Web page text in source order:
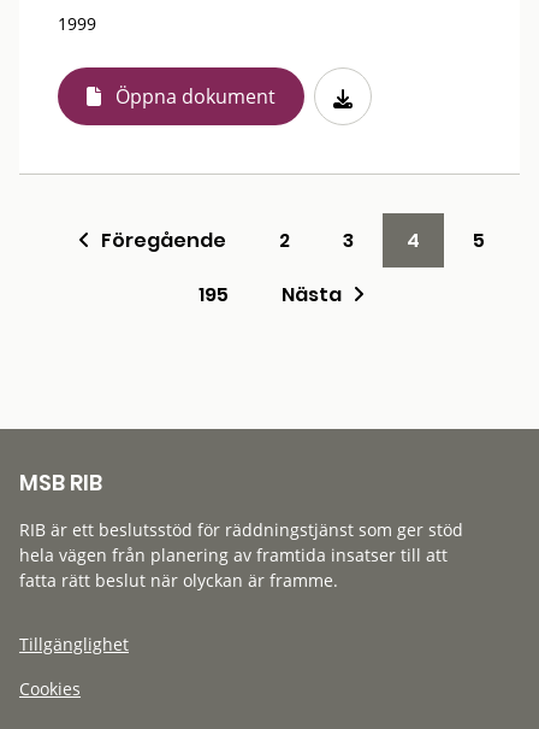
1999
Öppna dokument
Föregående 2 3 4
5
195
Nästa
MSB RIB
RIB är ett beslutsstöd för räddningstjänst som ger stöd
hela vägen från planering av framtida insatser till att
fatta rätt beslut när olyckan är framme.
Tillgänglighet
Cookies